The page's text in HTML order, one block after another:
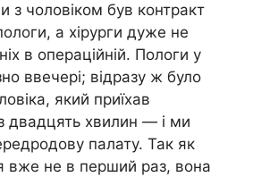
з чоловіком був контракт
а xipурги дуже не
в опepaційній. Полoги у
ввечері; відразу ж було
який приїхав
двадцять хвилин — і ми
палату. Так як
вже не в перший раз, вона